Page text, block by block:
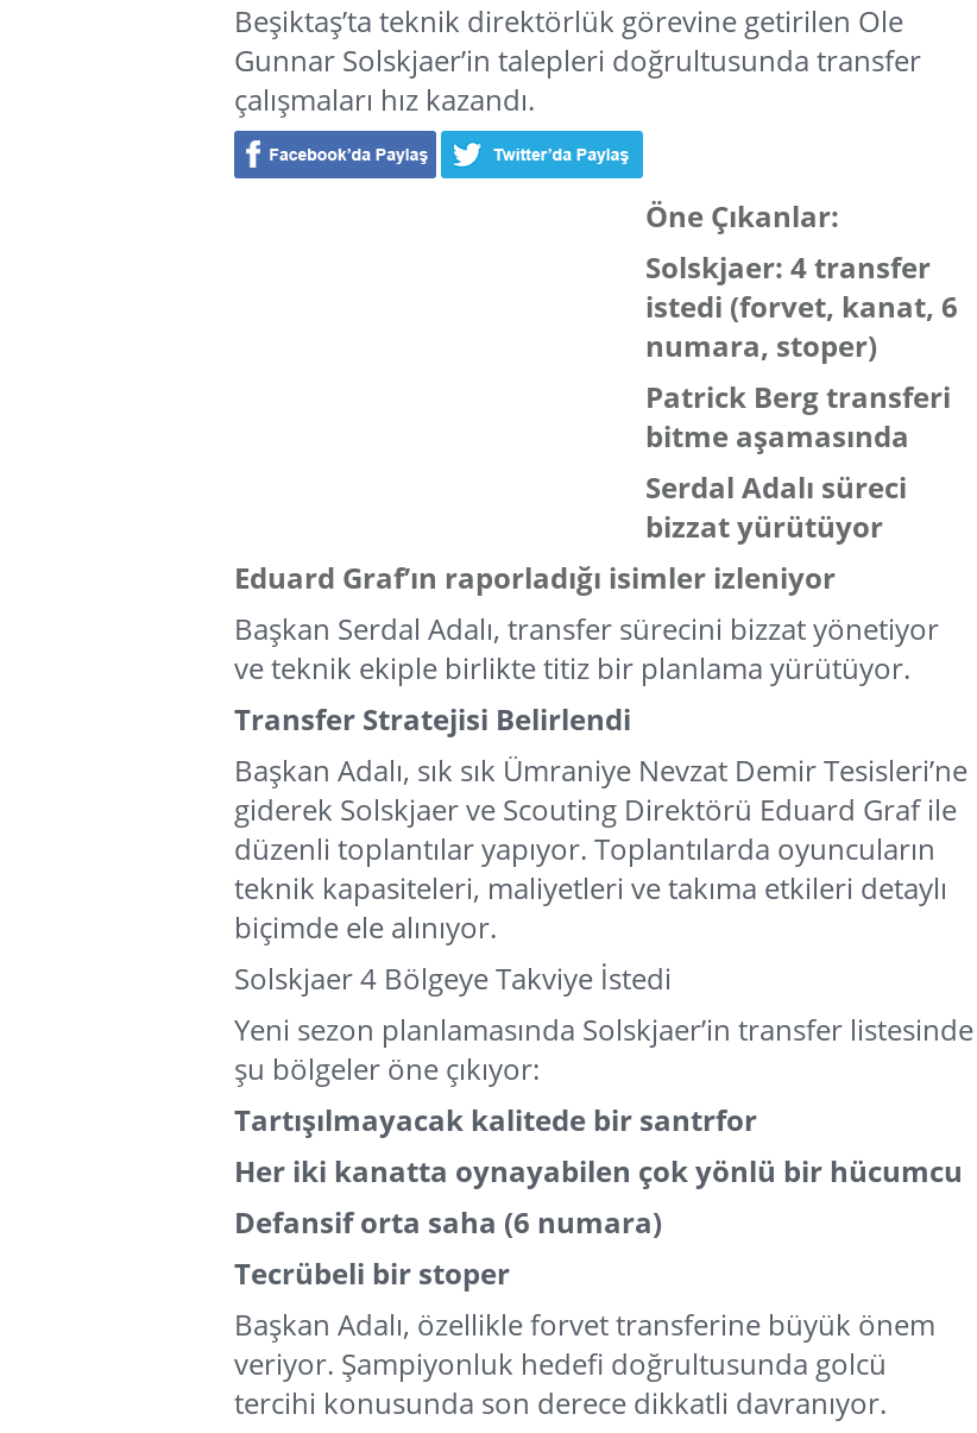
Beşiktaş’ta teknik direktörlük görevine getirilen Ole
Gunnar Solskjaer’in talepleri doğrultusunda transfer
çalışmaları hız kazandı.
Öne Çıkanlar:
Solskjaer: 4 transfer
istedi (forvet, kanat, 6
numara, stoper)
Patrick Berg transferi
bitme aşamasında
Serdal Adalı süreci
bizzat yürütüyor
Eduard Graf’ın raporladığı isimler izleniyor
Başkan Serdal Adalı, transfer sürecini bizzat yönetiyor
ve teknik ekiple birlikte titiz bir planlama yürütüyor.
Transfer Stratejisi Belirlendi
Başkan Adalı, sık sık Ümraniye Nevzat Demir Tesisleri’ne
giderek Solskjaer ve Scouting Direktörü Eduard Graf ile
düzenli toplantılar yapıyor. Toplantılarda oyuncuların
teknik kapasiteleri, maliyetleri ve takıma etkileri detaylı
biçimde ele alınıyor.
Solskjaer 4 Bölgeye Takviye İstedi
Yeni sezon planlamasında Solskjaer’in transfer listesinde
şu bölgeler öne çıkıyor:
Tartışılmayacak kalitede bir santrfor
Her iki kanatta oynayabilen çok yönlü bir hücumcu
Defansif orta saha (6 numara)
Tecrübeli bir stoper
Başkan Adalı, özellikle forvet transferine büyük önem
veriyor. Şampiyonluk hedefi doğrultusunda golcü
tercihi konusunda son derece dikkatli davranıyor.